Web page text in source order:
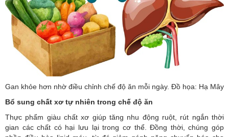
Gan khỏe hơn nhờ điều chỉnh chế độ ăn mỗi ngày. Đồ họa: Hạ Mây
Bổ sung chất xơ tự nhiên trong chế độ ăn
Thực phẩm giàu chất xơ giúp tăng nhu động ruột, rút ngắn thời
gian các chất có hại lưu lại trong cơ thể. Đồng thời, chúng góp